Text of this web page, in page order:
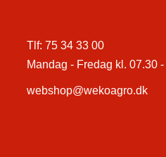
Tlf: 75 34 33 00
Mandag - Fredag kl. 07.30
webshop@wekoagro.dk